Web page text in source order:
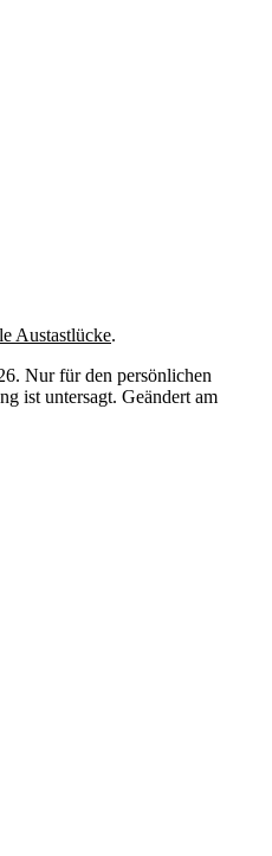
Austastlücke.
Nur für den persönlichen
ist untersagt. Geändert am